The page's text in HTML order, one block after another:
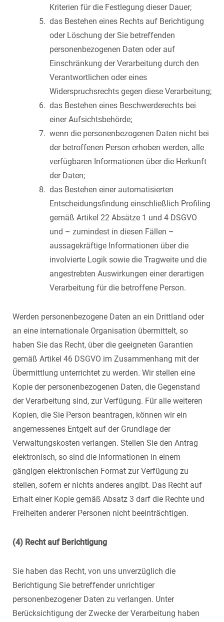
Kriterien für die Festlegung dieser Dauer;
das Bestehen eines Rechts auf Berichtigung
oder Löschung der Sie betreffenden
personenbezogenen Daten oder auf
Einschränkung der Verarbeitung durch den
Verantwortlichen oder eines
Widerspruchsrechts gegen diese Verarbeitung;
das Bestehen eines Beschwerderechts bei
einer Aufsichtsbehörde;
wenn die personenbezogenen Daten nicht bei
der betroffenen Person erhoben werden, alle
verfügbaren Informationen über die Herkunft
der Daten;
das Bestehen einer automatisierten
Entscheidungsfindung einschließlich Profiling
gemäß Artikel 22 Absätze 1 und 4 DSGVO
und – zumindest in diesen Fällen –
aussagekräftige Informationen über die
involvierte Logik sowie die Tragweite und die
angestrebten Auswirkungen einer derartigen
Verarbeitung für die betroffene Person.
Werden personenbezogene Daten an ein Drittland oder
an eine internationale Organisation übermittelt, so
haben Sie das Recht, über die geeigneten Garantien
gemäß Artikel 46 DSGVO im Zusammenhang mit der
Übermittlung unterrichtet zu werden. Wir stellen eine
Kopie der personenbezogenen Daten, die Gegenstand
der Verarbeitung sind, zur Verfügung. Für alle weiteren
Kopien, die Sie Person beantragen, können wir ein
angemessenes Entgelt auf der Grundlage der
Verwaltungskosten verlangen. Stellen Sie den Antrag
elektronisch, so sind die Informationen in einem
gängigen elektronischen Format zur Verfügung zu
stellen, sofern er nichts anderes angibt. Das Recht auf
Erhalt einer Kopie gemäß Absatz 3 darf die Rechte und
Freiheiten anderer Personen nicht beeinträchtigen.
(4) Recht auf Berichtigung
Sie haben das Recht, von uns unverzüglich die
Berichtigung Sie betreffender unrichtiger
personenbezogener Daten zu verlangen. Unter
Berücksichtigung der Zwecke der Verarbeitung haben